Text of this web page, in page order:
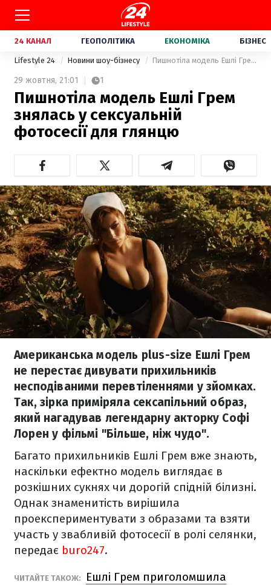
24 КАНАЛ ГЕОПОЛІТИКА ЕКОНОМІКА БІЗНЕС
Lifestyle 24 Новини шоу-бізнесу Пишнотіла модель Ешлі Грем знялась у сексуальній фотосесії для глянцю
29 жовтня, 21:01 1
Пишнотіла модель Ешлі Грем
знялась у сексуальній
фотосесії для глянцю
Американська модель plus-size Ешлі Грем
не перестає дивувати прихильників
несподіваними перевтіленнями у зйомках.
Так, зірка приміряла сексапільний образ,
який нагадував легендарну акторку Софі
Лорен у фільмі "Більше, ніж чудо".
Багато прихильників Ешлі Грем вже знають,
наскільки ефектно модель виглядає в
розкішних сукнях чи дорогій спідній білизні.
Однак знаменитість вирішила
проекспериментувати з образами та взяти
участь у звабливій фотосесії в ролі селянки,
передає buro247.
ЧИТАЙТЕ ТАКОЖ:
Ешлі Грем приголомшила